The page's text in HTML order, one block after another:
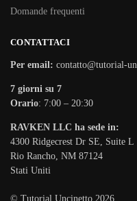
Domande frequenti
CONTATTACI
Per email: contatto@tutorial-
7 giorni su 7
Orario: 7:00 – 20:30
RAVKEN LLC ha sede in:
4300 Ridgecrest Dr SE, Suite L
Rio Rancho, NM 87124
Stati Uniti
© Tutorial Uncinetto 2026